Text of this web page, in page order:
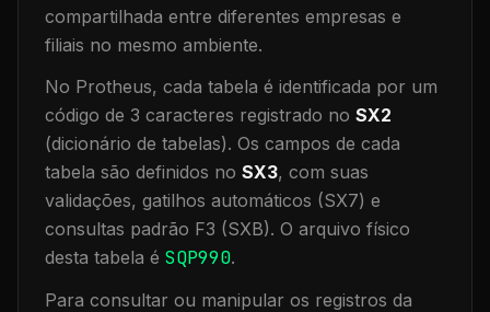
compartilhada entre diferentes empresas e
filiais no mesmo ambiente.
No Protheus, cada tabela é identificada por um
código de 3 caracteres registrado no SX2
(dicionário de tabelas). Os campos de cada
tabela são definidos no SX3, com suas
validações, gatilhos automáticos (SX7) e
consultas padrão F3 (SXB). O arquivo físico
desta tabela é SQP990.
Para consultar ou manipular os registros da